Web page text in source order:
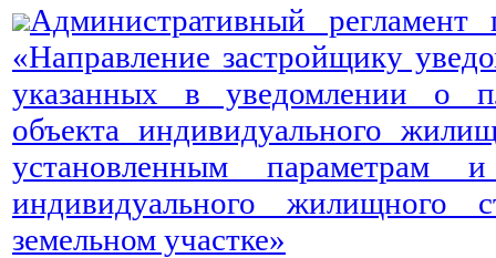
Административный регламент
«Направление застройщику
указанных в уведомлении о
объекта индивидуального
установленным параметрам
индивидуального жилищного
земельном участке»